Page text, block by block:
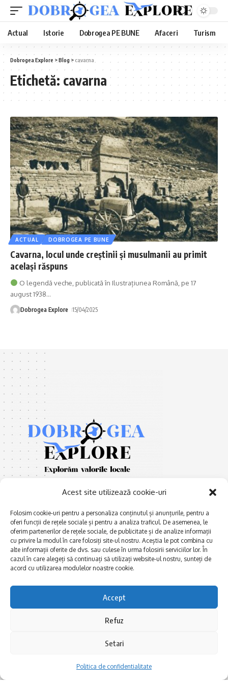
Acest site utilizează cookie-uri
Folosim cookie-uri pentru a personaliza conținutul și anunțurile, pentru a
oferi funcții de rețele sociale și pentru a analiza traficul. De asemenea, le
oferim partenerilor de rețele sociale, de publicitate și de analize informații
cu privire la modul în care folosiți site-ul nostru. Aceștia le pot combina cu
alte informații oferite de dvs. sau culese în urma folosirii serviciilor lor. În
cazul în care alegeți să continuați să utilizați website-ul nostru, sunteți de
acord cu utilizarea modulelor noastre cookie.
Accept
Refuz
Setari
Politica de confidentialitate
Actual Istorie Dobrogea PE BUNE Afaceri Turism
Dobrogea Explore >Blog > cavarna
Etichetă: cavarna
ACTUAL DOBROGEA PE BUNE
Cavarna, locul unde creștinii și musulmanii au primit
același răspuns
O legendă veche, publicată în Ilustrațiunea Română, pe 17
august 1938…
Dobrogea Explore 15/04/2025
E xplorăm Dobrogea,
Explorăm valorile locale:
Deltă, Litoral, cele mai mari
biserici și mănăstiri, cele mai
FRUMOASE POVEȘTI.
Afaceri și meșteșuguri
Actualitate